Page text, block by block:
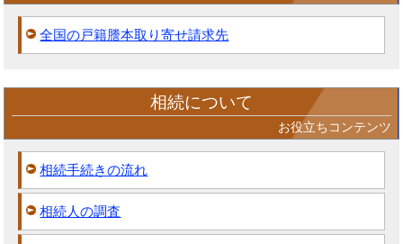
全国の戸籍謄本取り寄せ請求先
相続について
お役立ちコンテンツ
相続手続きの流れ
相続人の調査